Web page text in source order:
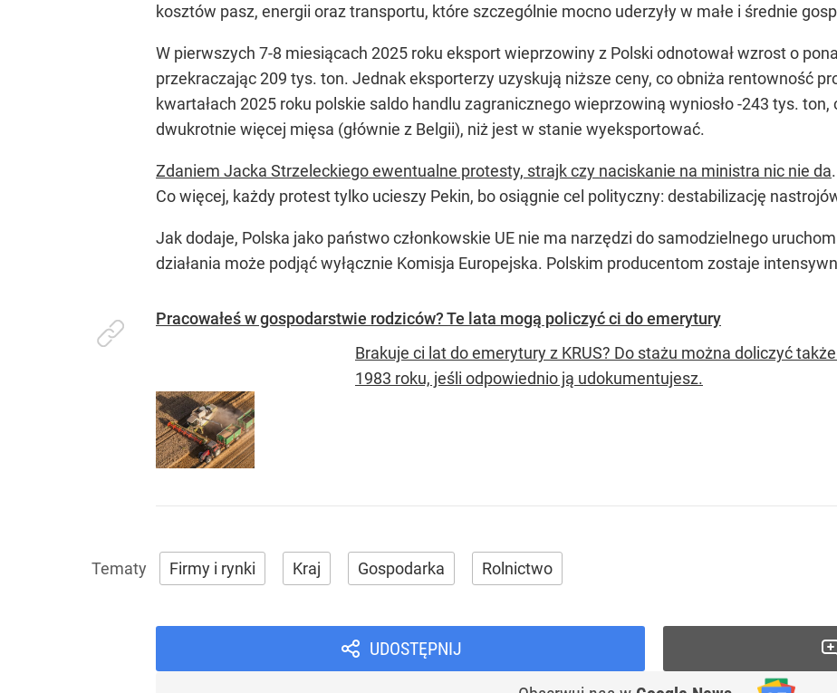
kosztów pasz, energii oraz transportu, które szczególnie mocno uderzyły w małe i średnie
W pierwszych 7-8 miesiącach 2025 roku eksport wieprzowiny z Polski odnotował wzrost o
przekraczając 209 tys. ton. Jednak eksporterzy uzyskują niższe ceny, co obniża rentowność
kwartałach 2025 roku polskie saldo handlu zagranicznego wieprzowiną wyniosło -243 tys.
dwukrotnie więcej mięsa (głównie z Belgii), niż jest w stanie wyeksportować.
Zdaniem Jacka Strzeleckiego ewentualne protesty, strajk czy naciskanie na ministra nic nie da
Co więcej, każdy protest tylko ucieszy Pekin, bo osiągnie cel polityczny: destabilizację
Jak dodaje, Polska jako państwo członkowskie UE nie ma narzędzi do samodzielnego
działania może podjąć wyłącznie Komisja Europejska. Polskim producentom zostaje
Pracowałeś w gospodarstwie rodziców? Te lata mogą policzyć ci do emerytury
Brakuje ci lat do emerytury z KRUS? Do stażu można doliczyć
1983 roku, jeśli odpowiednio ją udokumentujesz.
Firmy i rynki Kraj Gospodarka Rolnictwo
UDOSTĘPNIJ